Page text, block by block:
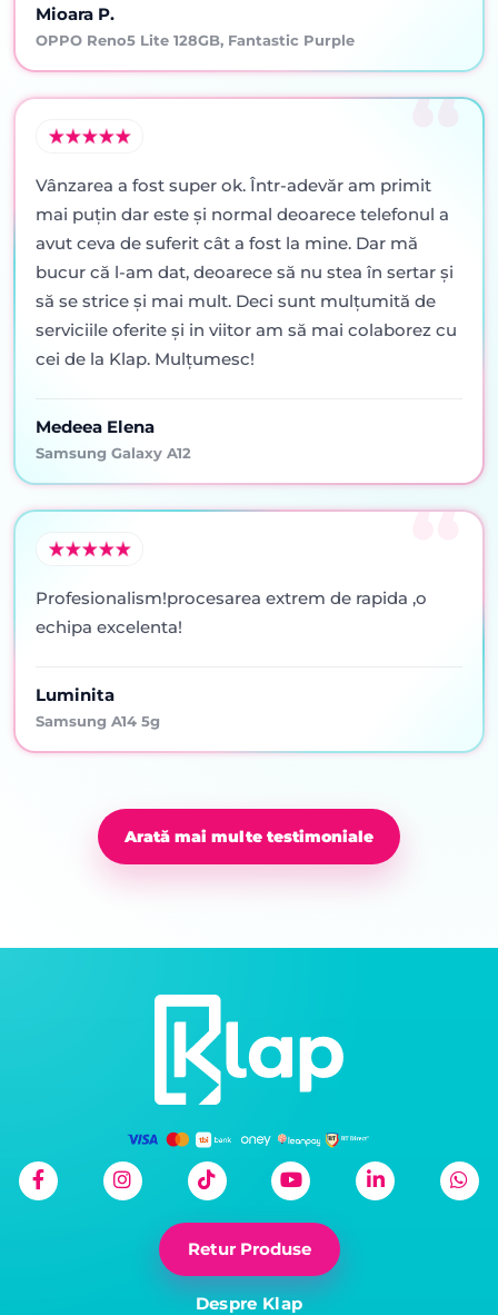
Mioara P.
OPPO Reno5 Lite 128GB, Fantastic Purple
Vânzarea a fost super ok. Într-adevăr am primit
mai puţin dar este şi normal deoarece telefonul a
avut ceva de suferit cât a fost la mine. Dar mă
bucur că l-am dat, deoarece să nu stea în sertar şi
să se strice şi mai mult. Deci sunt mulţumită de
serviciile oferite şi in viitor am să mai colaborez cu
cei de la Klap. Mulţumesc!
Medeea Elena
Samsung Galaxy A12
Profesionalism!procesarea extrem de rapida ,o
echipa excelenta!
Luminita
Samsung A14 5g
Arată mai multe testimoniale
Retur Produse
Despre Klap